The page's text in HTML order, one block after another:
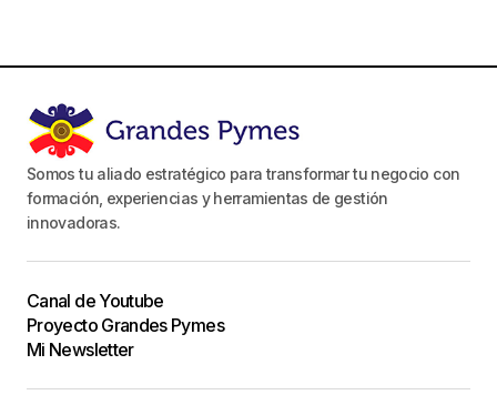
Somos tu aliado estratégico para transformar tu negocio con
formación, experiencias y herramientas de gestión
innovadoras.
Canal de Youtube
Proyecto Grandes Pymes
Mi Newsletter